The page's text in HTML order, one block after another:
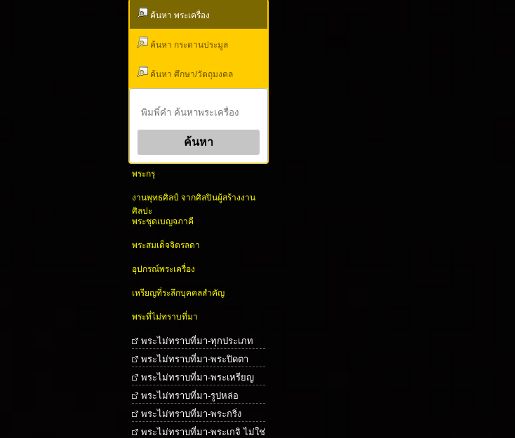
ค้นหา พระเครื่อง
ค้นหา กระดานประมูล
ค้นหา ศึกษา/วัตถุมงคล
พระกรุ
งานพุทธศิลป์ จากศิลปินผู้สร้างงาน
ศิลปะ
พระชุดเบญจภาคี
พระสมเด็จจิตรลดา
อุปกรณ์พระเครื่อง
เหรียญที่ระลึกบุคคลสำคัญ
พระที่ไม่ทราบที่มา
พระไม่ทราบที่มา-ทุกประเภท
พระไม่ทราบที่มา-พระปิดตา
พระไม่ทราบที่มา-พระเหรียญ
พระไม่ทราบที่มา-รูปหล่อ
พระไม่ทราบที่มา-พระกริ่ง
พระไม่ทราบที่มา-พระเกจิ ไม่ใช่